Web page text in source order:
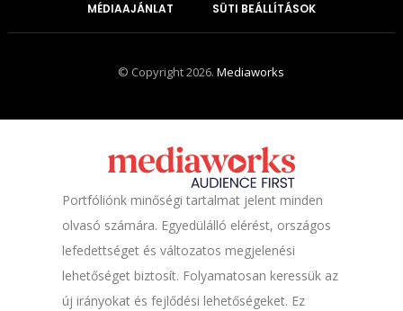
MÉDIAAJÁNLAT SÜTI BEÁLLÍTÁSOK
© Copyright 2026.Mediaworks
Portfóliónk minőségi tartalmat jelent minden
olvasó számára. Egyedülálló elérést, országos
lefedettséget és változatos megjelenési
lehetőséget biztosít. Folyamatosan keressük az
új irányokat és fejlődési lehetőségeket. Ez